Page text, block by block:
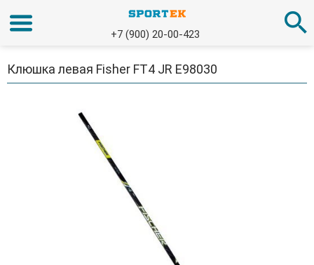
+7 (900) 20-00-423
Клюшка левая Fisher FT4 JR E98030